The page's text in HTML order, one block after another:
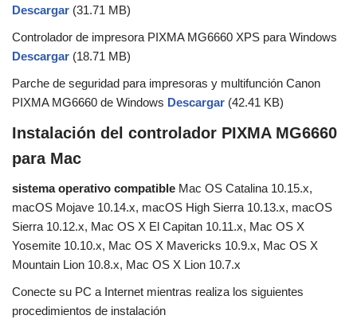
Descargar (31.71 MB)
Controlador de impresora PIXMA MG6660 XPS para Windows
Descargar (18.71 MB)
Parche de seguridad para impresoras y multifunción Canon
PIXMA MG6660 de Windows Descargar (42.41 KB)
Instalación del controlador PIXMA MG6660
para Mac
sistema operativo compatible Mac OS Catalina 10.15.x,
macOS Mojave 10.14.x, macOS High Sierra 10.13.x, macOS
Sierra 10.12.x, Mac OS X El Capitan 10.11.x, Mac OS X
Yosemite 10.10.x, Mac OS X Mavericks 10.9.x, Mac OS X
Mountain Lion 10.8.x, Mac OS X Lion 10.7.x
Conecte su PC a Internet mientras realiza los siguientes
procedimientos de instalación